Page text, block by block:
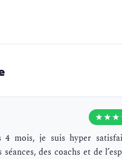
4 mois, je suis hyper
séances, des coachs et de